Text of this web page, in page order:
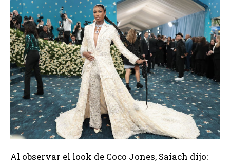
Al observar el look de Coco Jones, Saiach dijo: